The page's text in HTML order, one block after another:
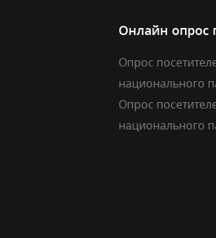
Онлайн опрос
Опрос
национального
Опрос
национального